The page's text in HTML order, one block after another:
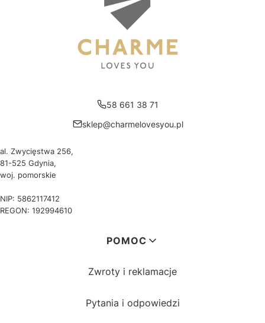
58 661 38 71
sklep@charmelovesyou.pl
al. Zwycięstwa 256,
81-525 Gdynia,
woj. pomorskie
NIP: 5862117412
REGON: 192994610
POMOC
Zwroty i reklamacje
Pytania i odpowiedzi